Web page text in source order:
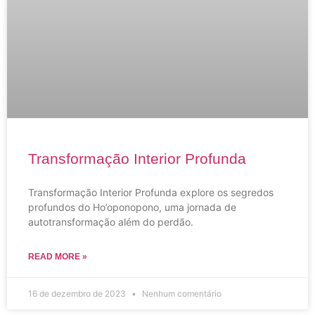
Transformação Interior Profunda
Transformação Interior Profunda explore os segredos
profundos do Ho’oponopono, uma jornada de
autotransformação além do perdão.
READ MORE »
16 de dezembro de 2023 Nenhum comentário